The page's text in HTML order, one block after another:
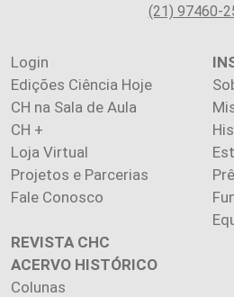
(21) 97460-
Login
Edições Ciência Hoje
CH na Sala de Aula
CH +
Loja Virtual
Projetos e Parcerias
Fale Conosco
REVISTA CHC
ACERVO HISTÓRICO
Colunas